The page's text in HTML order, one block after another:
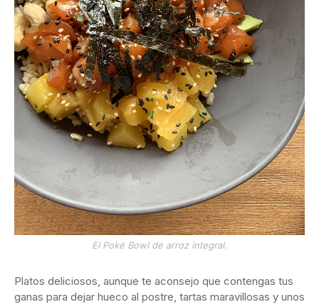
El Poké Bowl de arroz integral.
Platos deliciosos, aunque te aconsejo que contengas tus
ganas para dejar hueco al postre, tartas maravillosas y unos